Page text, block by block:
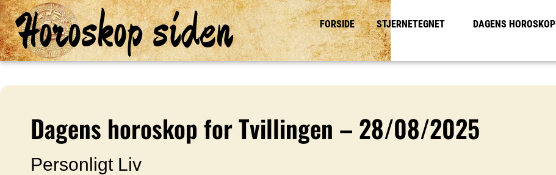
Horoskop siden FORSIDE STJERNETEGNET DAGENS HOROSKOP
Dagens horoskop for Tvillingen – 28/08/2025
Personligt Liv